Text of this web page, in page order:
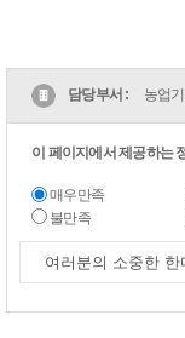
담당부서 : 농업
이 페이지에서 제공하는
매우만족
불만족